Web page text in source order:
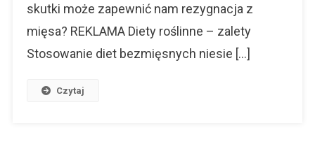
skutki może zapewnić nam rezygnacja z
mięsa? REKLAMA Diety roślinne – zalety
Stosowanie diet bezmięsnych niesie […]
Czytaj